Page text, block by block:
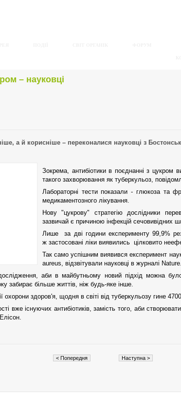
– науковці
а й корисніше – переконалися науковці з
Зокрема, антибіотики в поєднанні з цукром
такого захворювання як туберкульоз,
Лабораторні тести показали - глюкоза та
медикаментозного лікування.
Нову "цукрову" стратегію дослідники
зазвичай є причиною інфекцій сечовивідних
Лише за дві години експерименту 99,9%
ж застосовані ліки виявились цілковито
Так само успішним виявився експеримент
aureus, відзвітували науковці в журналі Nature.
аби в майбутньому новий підхід можна
забирає більше життів, ніж будь-яке інше.
охорони здоров'я, щодня в світі від туберкульозу гине 4700
вже існуючих антибіотиків, замість того, аби
< Попередня Наступна >